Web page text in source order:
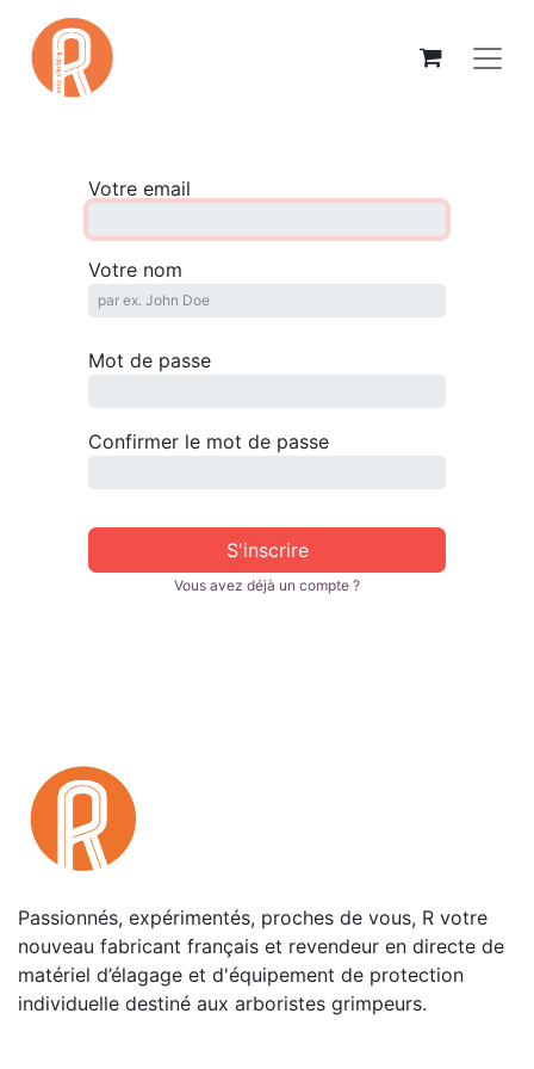
Votre email
Votre nom
Mot de passe
Confirmer le mot de passe
S'inscrire
Vous avez déjà un compte ?
Passionnés, expérimentés, proches de vous, R votre
nouveau fabricant français et revendeur en directe de
matériel d’élagage et d'équipement de protection
individuelle destiné aux arboristes grimpeurs.